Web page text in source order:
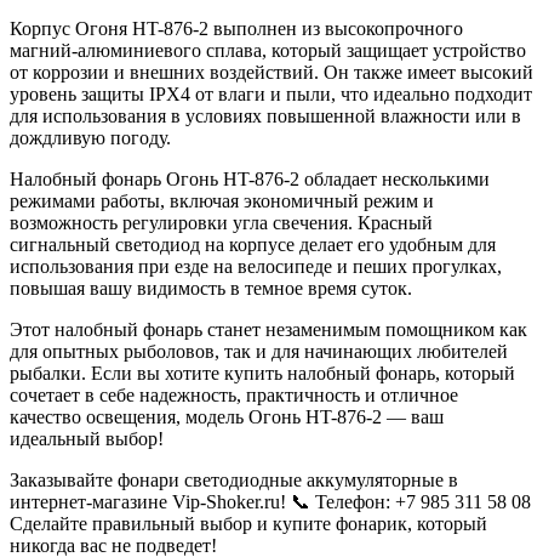
Корпус Огоня HT-876-2 выполнен из высокопрочного
магний-алюминиевого сплава, который защищает устройство
от коррозии и внешних воздействий. Он также имеет высокий
уровень защиты IPX4 от влаги и пыли, что идеально подходит
для использования в условиях повышенной влажности или в
дождливую погоду.
Налобный фонарь Огонь HT-876-2 обладает несколькими
режимами работы, включая экономичный режим и
возможность регулировки угла свечения. Красный
сигнальный светодиод на корпусе делает его удобным для
использования при езде на велосипеде и пеших прогулках,
повышая вашу видимость в темное время суток.
Этот налобный фонарь станет незаменимым помощником как
для опытных рыболовов, так и для начинающих любителей
рыбалки. Если вы хотите купить налобный фонарь, который
сочетает в себе надежность, практичность и отличное
качество освещения, модель Огонь HT-876-2 — ваш
идеальный выбор!
Заказывайте фонари светодиодные аккумуляторные в
интернет-магазине Vip-Shoker.ru! 📞 Телефон: +7 985 311 58 08
Сделайте правильный выбор и купите фонарик, который
никогда вас не подведет!